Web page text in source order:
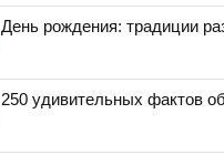
День рождения: традиции
250 удивительных фактов